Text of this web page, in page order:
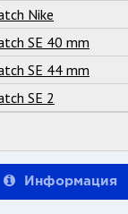
Nike
SE 40 mm
SE 44 mm
SE 2
Информация